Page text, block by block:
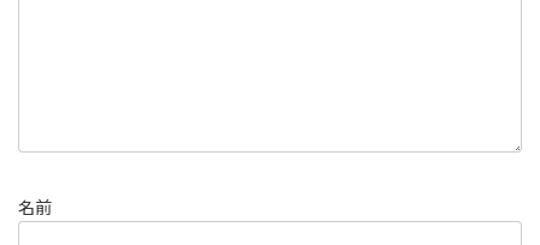
名前